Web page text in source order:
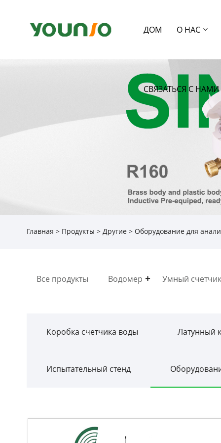
ДОМ О НАС
СВЯЗАТЬСЯ С НАМИ
Главная > Продукты > Другие> Оборудование для
Все продукты Водомер Умный
Коробка счетчика воды Латунный
Испытательный стенд